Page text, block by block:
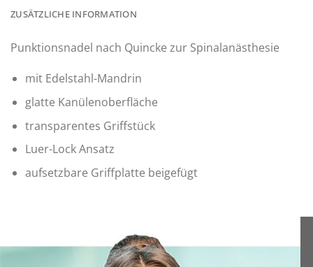
ZUSÄTZLICHE INFORMATION
Punktionsnadel nach Quincke zur Spinalanästhesie
mit Edelstahl-Mandrin
glatte Kanülenoberfläche
transparentes Griffstück
Luer-Lock Ansatz
aufsetzbare Griffplatte beigefügt